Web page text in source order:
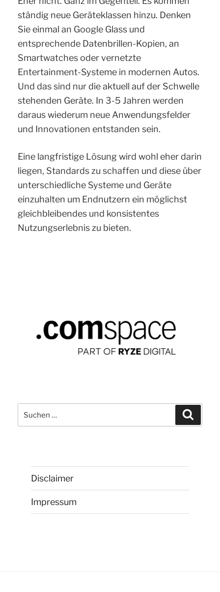
ständig neue Geräteklassen hinzu. Denken
Sie einmal an Google Glass und
entsprechende Datenbrillen-Kopien, an
Smartwatches oder vernetzte
Entertainment-Systeme in modernen Autos.
Und das sind nur die aktuell auf der Schwelle
stehenden Geräte. In 3-5 Jahren werden
daraus wiederum neue Anwendungsfelder
und Innovationen entstanden sein.
Eine langfristige Lösung wird wohl eher darin
liegen, Standards zu schaffen und diese über
unterschiedliche Systeme und Geräte
einzuhalten um Endnutzern ein möglichst
gleichbleibendes und konsistentes
Nutzungserlebnis zu bieten.
Suchen
nach:
Disclaimer
Impressum